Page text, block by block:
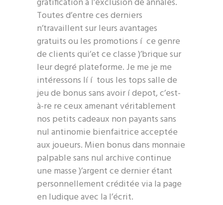
Toutes d’entre ces derniers
n’travaillent sur leurs avantages
gratuits ou les promotions í ce genre
de clients qui’et ce classe )’brique sur
leur degré plateforme. Je me je me
intéressons lí í tous les tops salle de
jeu de bonus sans avoir í depot, c’est-
à-re re ceux amenant véritablement
nos petits cadeaux non payants sans
nul antinomie bienfaitrice acceptée
aux joueurs. Mien bonus dans monnaie
palpable sans nul archive continue
une masse )’argent ce dernier étant
personnellement créditée via la page
en ludique avec la l’écrit.